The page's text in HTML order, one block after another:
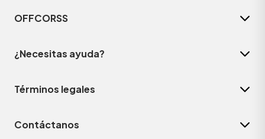
OFFCORSS
¿Necesitas ayuda?
Términos legales
Contáctanos